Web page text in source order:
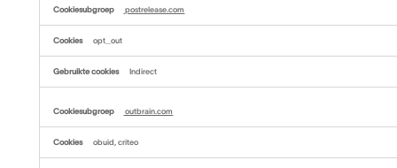
postrelease.com
opt_out
Indirect
outbrain.com
obuid, criteo